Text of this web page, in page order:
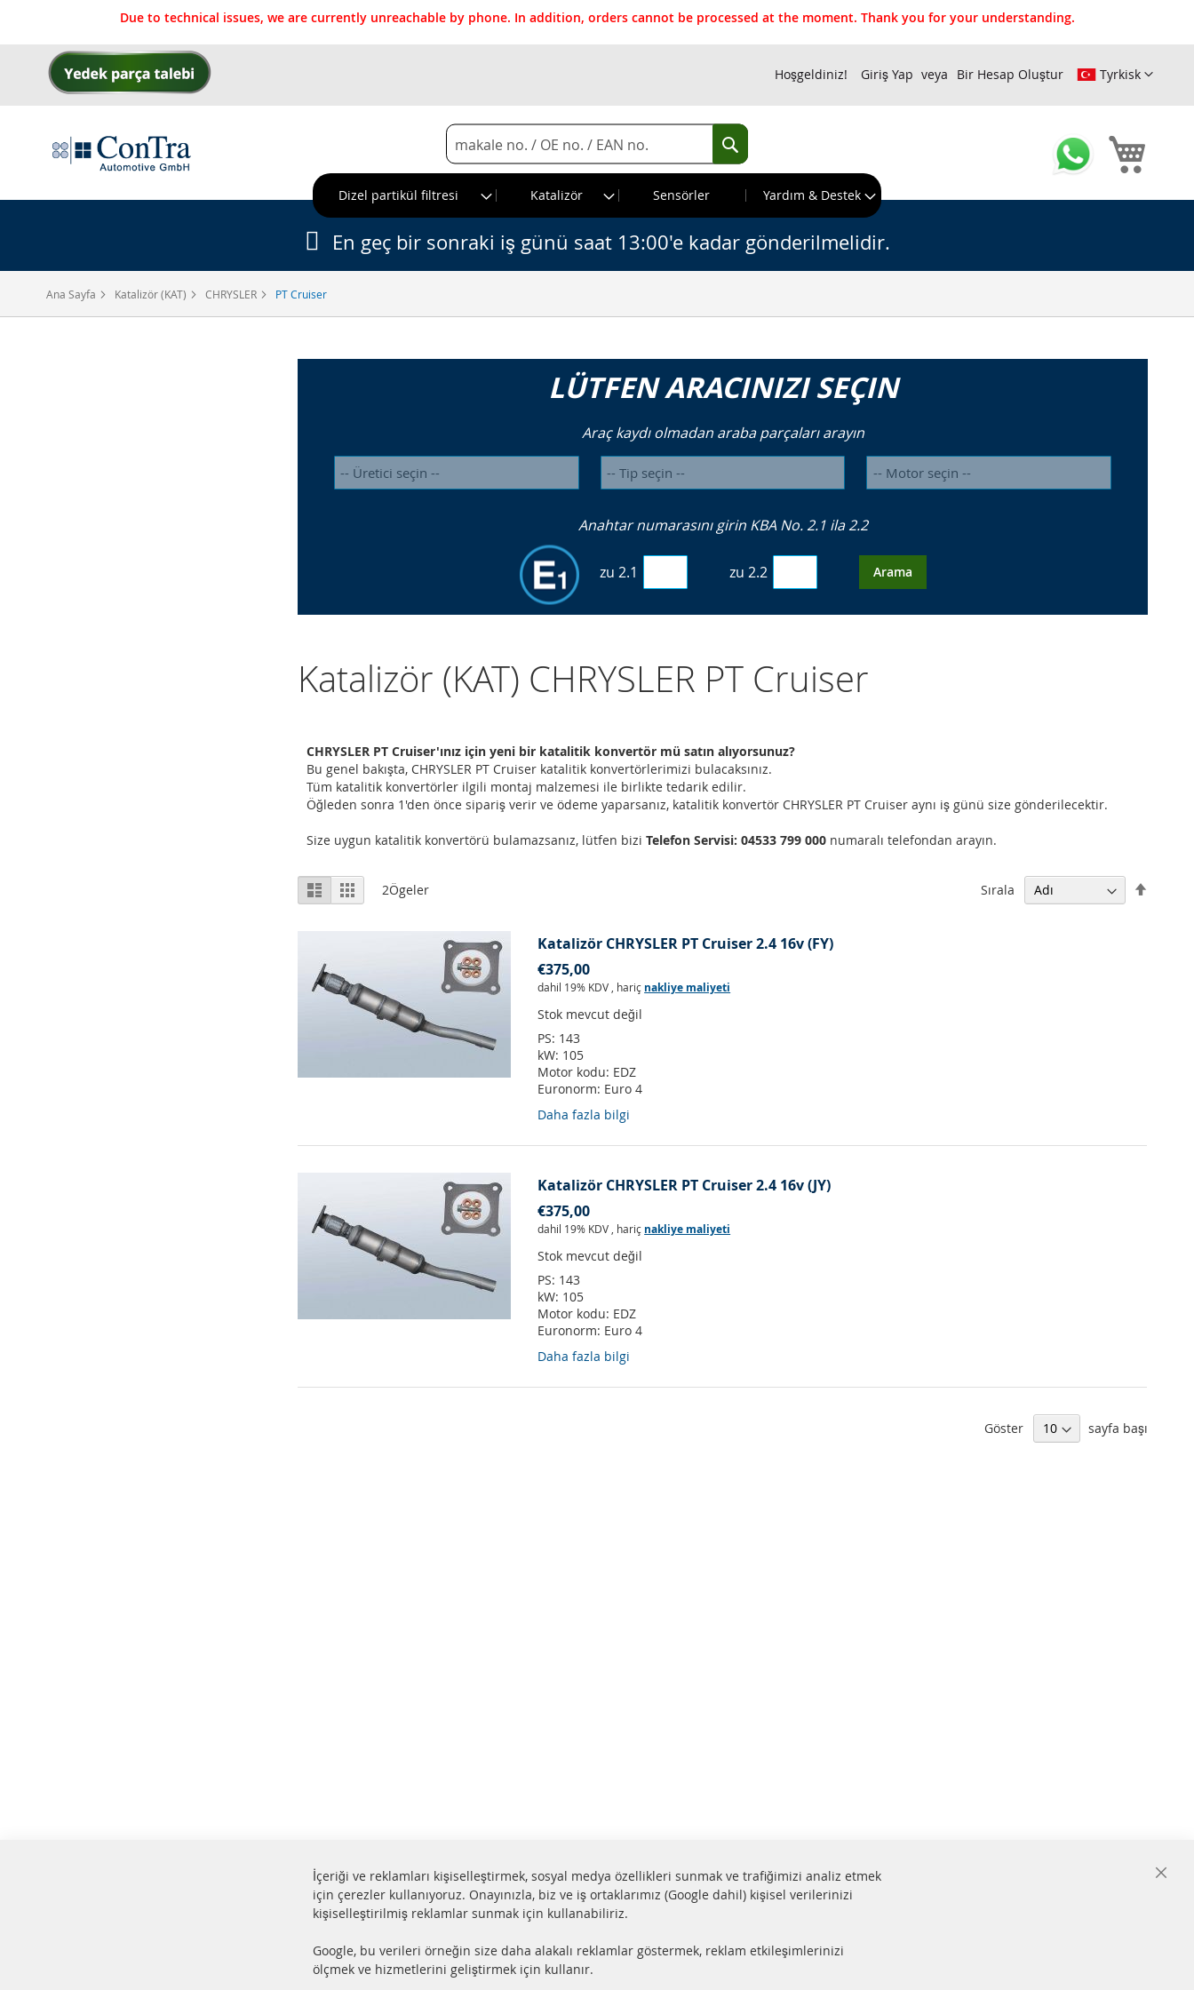
Due to technical issues, we are currently unreachable by phone. In addition, orders cannot be processed at the moment. Thank you for your understanding.
İçeriğe
Tyrkisk
Hoşgeldiniz! Giriş Yap Bir Hesap Oluştur
Search
Search
Dizel partikül filtresi
Katalizör Sensörler Yardım & Destek
Ana Sayfa Katalizör (KAT) CHRYSLER PT Cruiser
En geç bir sonraki iş günü saat 13:00'e kadar gönderilmelidir.
LÜTFEN ARACINIZI SEÇIN
Araç kaydı olmadan araba parçaları arayın
Anahtar numarasını girin KBA No. 2.1 ila 2.2
zu 2.1 zu 2.2 Arama
Katalizör (KAT) CHRYSLER PT Cruiser
CHRYSLER PT Cruiser'ınız için yeni bir katalitik konvertör mü satın alıyorsunuz?
Bu genel bakışta, CHRYSLER PT Cruiser katalitik konvertörlerimizi bulacaksınız.
Tüm katalitik konvertörler ilgili montaj malzemesi ile birlikte tedarik edilir.
Öğleden sonra 1'den önce sipariş verir ve ödeme yaparsanız, katalitik konvertör CHRYSLER PT Cruiser aynı iş günü size gönderilecektir.
Size uygun katalitik konvertörü bulamazsanız, lütfen biziTelefon Servisi: 04533 799 000 numaralı telefondan arayın.
Listeleme
Şekli
Liste Izgara
2Ögeler Sırala
Katalizör CHRYSLER PT Cruiser 2.4 16v (FY)
€375,00
dahil 19% KDV , hariç nakliye maliyeti
Stok mevcut değil
PS: 143
kW: 105
Motor kodu: EDZ
Euronorm: Euro 4
Daha fazla bilgi
Katalizör CHRYSLER PT Cruiser 2.4 16v (JY)
€375,00
dahil 19% KDV , hariç nakliye maliyeti
Stok mevcut değil
PS: 143
kW: 105
Motor kodu: EDZ
Euronorm: Euro 4
Daha fazla bilgi
Göster sayfa başı
24 saat içerisinde gönderim
Ürünler stokta bulunmaktadır
Tüm parçalar sertifikalı ve
e-mark ile homologe edilmiştir
Close
İçeriği ve reklamları kişiselleştirmek, sosyal medya özellikleri sunmak ve trafiğimizi analiz etmek
için çerezler kullanıyoruz. Onayınızla, biz ve iş ortaklarımız (Google dahil) kişisel verilerinizi
kişiselleştirilmiş reklamlar sunmak için kullanabiliriz.
Google, bu verileri örneğin size daha alakalı reklamlar göstermek, reklam etkileşimlerinizi
ölçmek ve hizmetlerini geliştirmek için kullanır.